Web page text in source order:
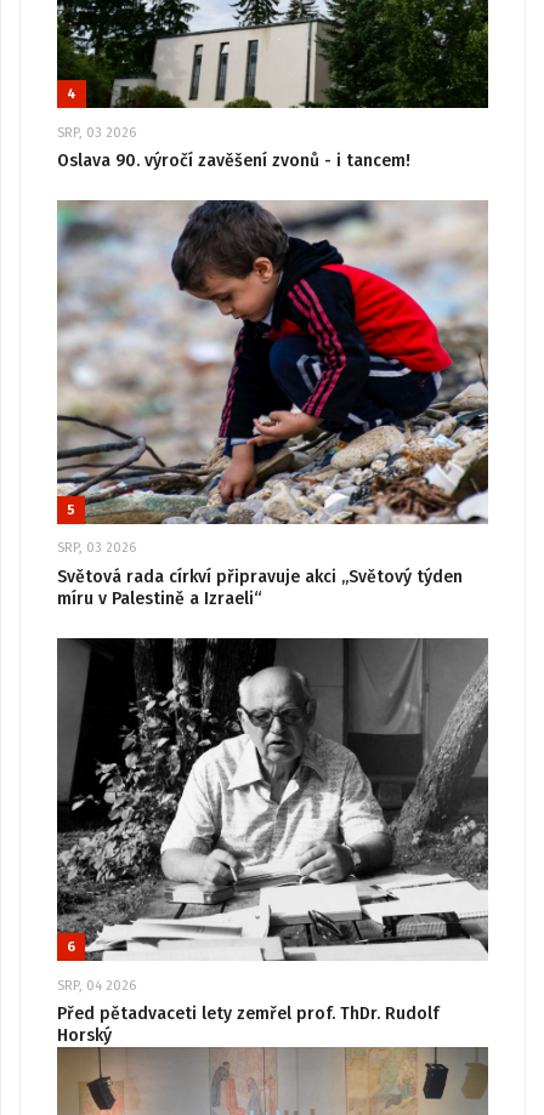
4
SRP, 03 2026
Oslava 90. výročí zavěšení zvonů - i tancem!
5
SRP, 03 2026
Světová rada církví připravuje akci „Světový týden
míru v Palestině a Izraeli“
6
SRP, 04 2026
Před pětadvaceti lety zemřel prof. ThDr. Rudolf
Horský